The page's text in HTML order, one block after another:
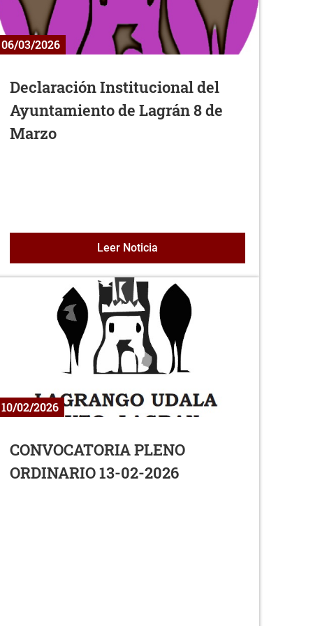
de nuevo depósito en Lagrán
de matriculación
06/03/2026
Declaración Institucional del
Ayuntamiento de Lagrán 8 de
Marzo
Leer Noticia
10/02/2026
CONVOCATORIA PLENO
ORDINARIO 13-02-2026